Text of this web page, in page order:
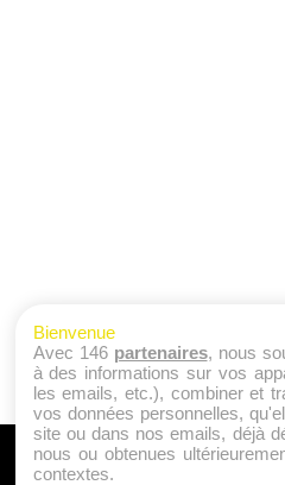
A
Bienvenue
Avec 146 partenaires, nous
à des informations sur vos
les emails, etc.), combiner et
vos données personnelles,
site ou dans nos emails, déjà
nous ou obtenues
contextes.